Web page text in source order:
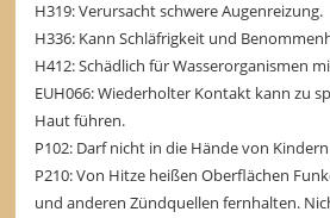
H319: Verursacht schwere Augenreizung.
H336: Kann Schläfrigkeit und
H412: Schädlich für Wasserorganismen
EUH066: Wiederholter Kontakt kann zu
Haut führen.
P102: Darf nicht in die Hände von
P210: Von Hitze heißen Oberflächen
und anderen Zündquellen fernhalten.